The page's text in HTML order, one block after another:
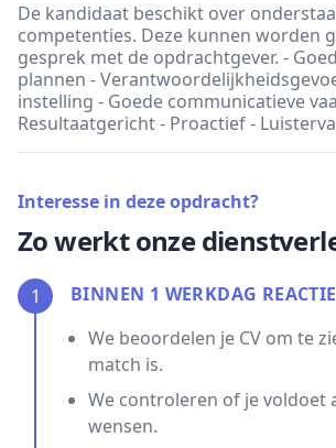
De kandidaat beschikt over
competenties. Deze kunnen worden
gesprek met de opdrachtgever. -
plannen -
instelling - Goede communicatieve
Resultaatgericht - Proactief -
Interesse in deze opdracht?
Zo werkt onze
1
BINNEN 1 WERKDAG REACTIE
We beoordelen je CV om te
match is.
We controleren of je voldoet
wensen.